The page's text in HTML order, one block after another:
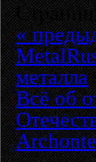
«
металла
Всё об